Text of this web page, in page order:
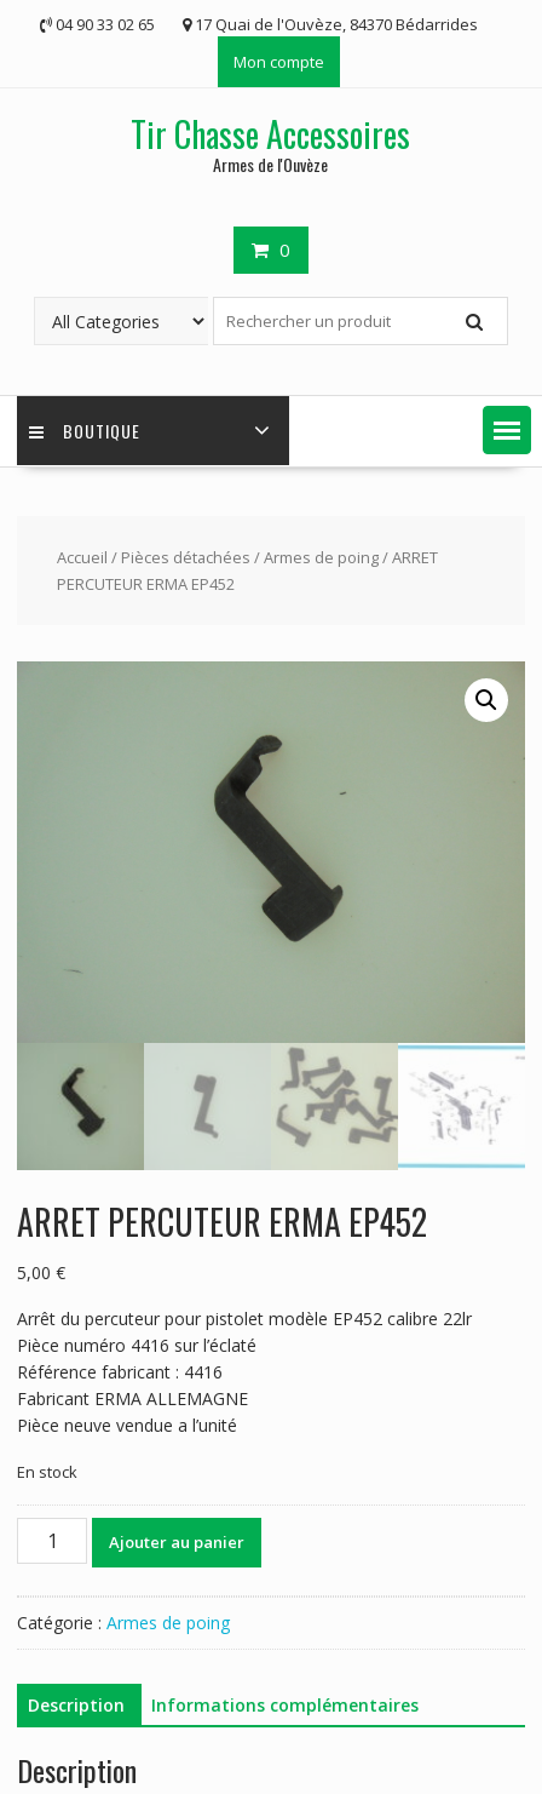
04 90 33 02 65
17 Quai de l'Ouvèze, 84370 Bédarrides
Mon compte
Tir Chasse Accessoires
Armes de l'Ouvèze
0
BOUTIQUE
Accueil / Pièces détachées /Armes de poing/ ARRET
PERCUTEUR ERMA EP452
ARRET PERCUTEUR ERMA EP452
5,00 €
Arrêt du percuteur pour pistolet modèle EP452 calibre 22lr
Pièce numéro 4416 sur l’éclaté
Référence fabricant : 4416
Fabricant ERMA ALLEMAGNE
Pièce neuve vendue a l’unité
En stock
quantité
ERMA
Ajouter au panier
Catégorie : Armes de poing
Description Informations complémentaires
Description